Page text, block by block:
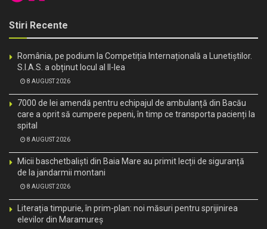
Stiri Recente
România, pe podium la Competiția Internațională a Lunetiștilor.
S.I.A.S. a obținut locul al II-lea
8 AUGUST 2026
7000 de lei amendă pentru echipajul de ambulanță din Bacău
care a oprit să cumpere pepeni, în timp ce transporta pacienți la
spital
8 AUGUST 2026
Micii baschetbaliști din Baia Mare au primit lecții de siguranță
de la jandarmii montani
8 AUGUST 2026
Literația timpurie, în prim-plan: noi măsuri pentru sprijinirea
elevilor din Maramureș